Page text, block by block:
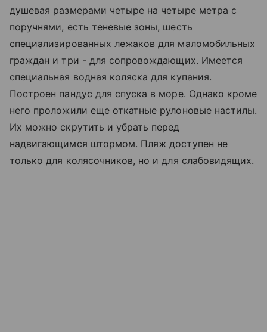
душевая размерами четыре на четыре метра с
поручнями, есть теневые зоны, шесть
специализированных лежаков для маломобильных
граждан и три - для сопровождающих. Имеется
специальная водная коляска для купания.
Построен пандус для спуска в море. Однако кроме
него проложили еще откатные рулоновые настилы.
Их можно скрутить и убрать перед
надвигающимся штормом. Пляж доступен не
только для колясочников, но и для слабовидящих.